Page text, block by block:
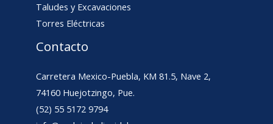
Taludes y Excavaciones
Torres Eléctricas
Contacto
Carretera Mexico-Puebla, KM 81.5, Nave 2,
74160 Huejotzingo, Pue.
(52) 55 5172 9794